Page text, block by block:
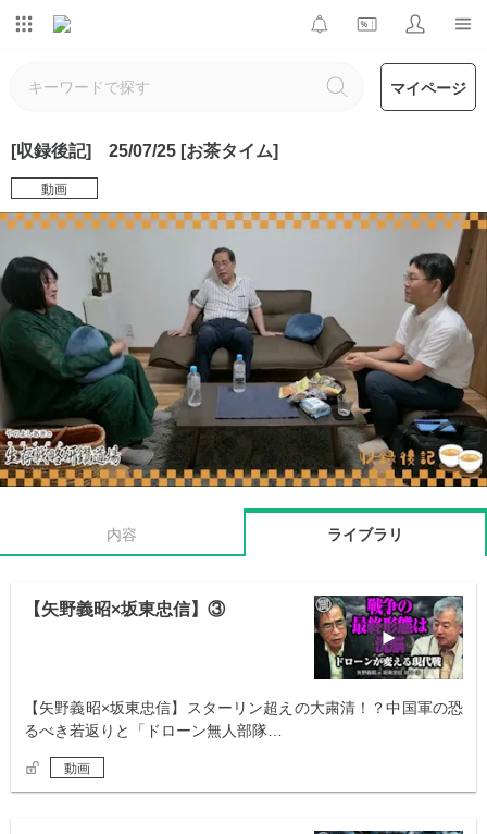
マイページ
[収録後記] 25/07/25 [お茶タイム]
動画
内容 ライブラリ
【矢野義昭×坂東忠信】③
【矢野義昭×坂東忠信】スターリン超えの大粛清！？中国軍の恐
るべき若返りと「ドローン無人部隊…
動画